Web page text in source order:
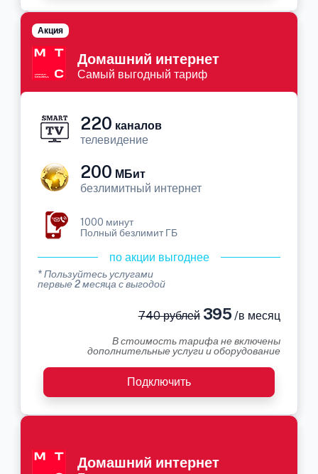
Домашний интернет
Самый выгодный тариф
Акция
220 каналов
телевидение
200 МБит
безлимитный интернет
1000 минут
Полный безлимит ГБ
по акции выгоднее
* Пользуйтесь услугами
первые 2 месяца с выгодой
740 рублей395 /в месяц
В стоимость тарифа не включены
дополнительные услуги и оборудование
Подключить
Домашний интернет